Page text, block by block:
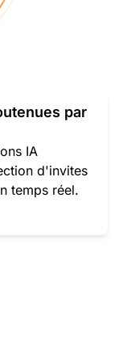
par
IA
d'invites
temps réel.